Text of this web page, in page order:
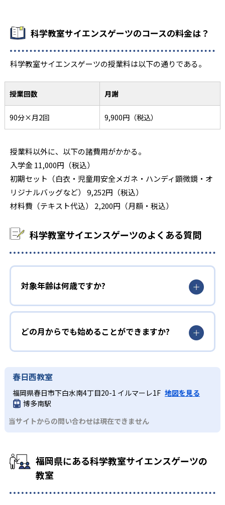
科学教室サイエンスゲーツのコースの料金は？
科学教室サイエンスゲーツの授業料は以下の通りである。
授業回数 月謝
90分×月2回 9,900円（税込）
授業料以外に、以下の諸費用がかかる。
入学金 11,000円（税込）
初期セット（白衣・児童用安全メガネ・ハンディ顕微鏡・オ
リジナルバッグなど） 9,252円（税込）
材料費（テキスト代込） 2,200円（月額・税込）
科学教室サイエンスゲーツのよくある質問
対象年齢は何歳ですか?
どの月からでも始めることができますか?
春日西教室
福岡県春日市下白水南4丁目20-1 イルマーレ1F 地図を見る
博多南駅
当サイトからの問い合わせは現在できません
福岡県にある科学教室サイエンスゲーツの
教室